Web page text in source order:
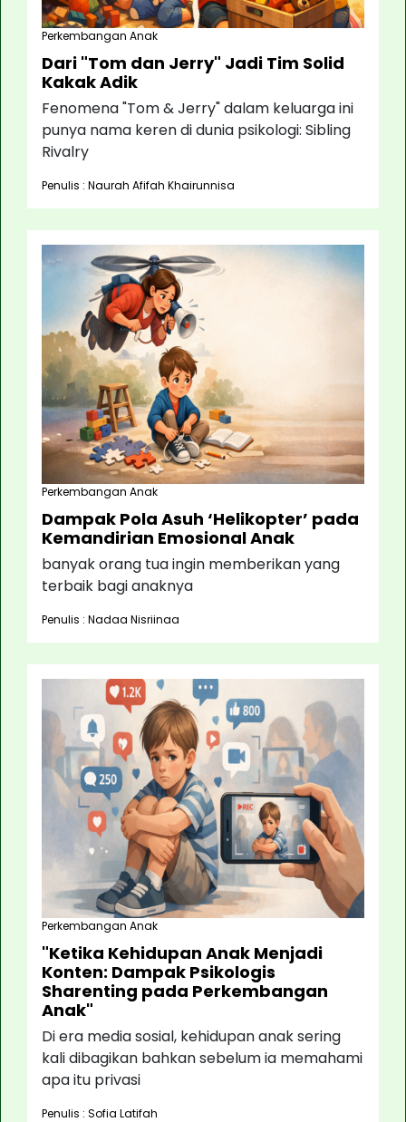
Perkembangan Anak
Dari "Tom dan Jerry" Jadi Tim Solid
Kakak Adik
Fenomena "Tom & Jerry" dalam keluarga ini
punya nama keren di dunia psikologi: Sibling
Rivalry
Penulis : Naurah Afifah Khairunnisa
Perkembangan Anak
Dampak Pola Asuh ‘Helikopter’ pada
Kemandirian Emosional Anak
banyak orang tua ingin memberikan yang
terbaik bagi anaknya
Penulis : Nadaa Nisriinaa
Perkembangan Anak
"Ketika Kehidupan Anak Menjadi
Konten: Dampak Psikologis
Sharenting pada Perkembangan
Anak"
Di era media sosial, kehidupan anak sering
kali dibagikan bahkan sebelum ia memahami
apa itu privasi
Penulis : Sofia Latifah